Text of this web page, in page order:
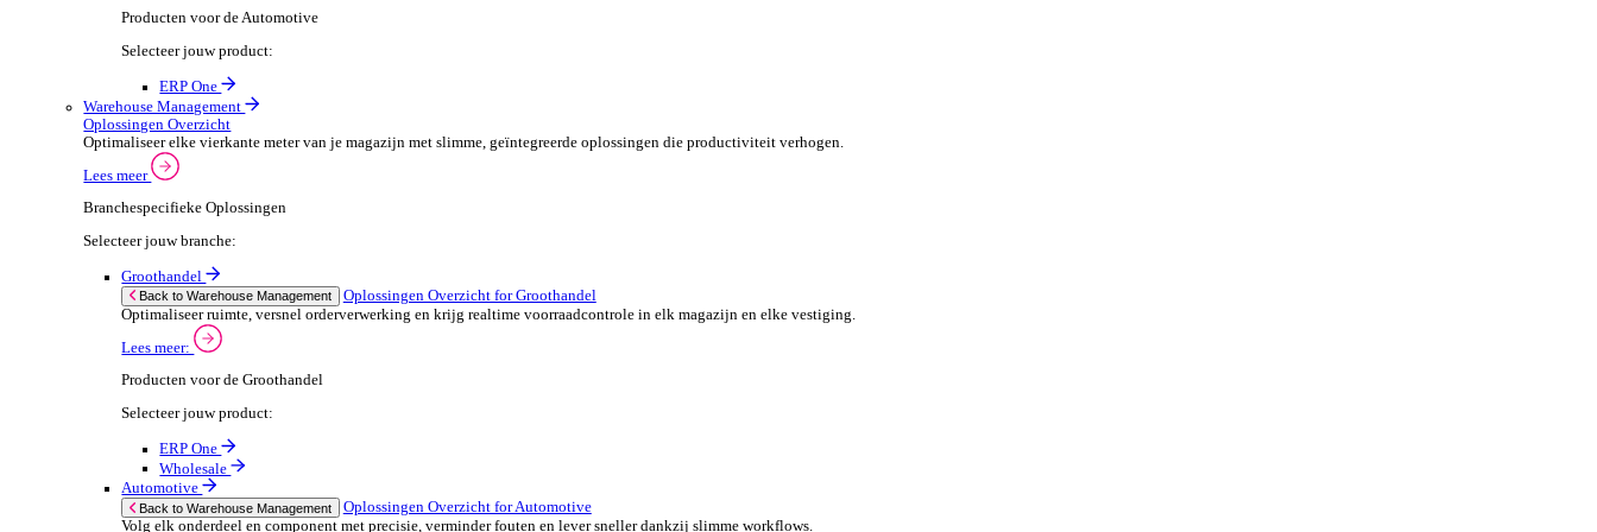
Wholesale
Automotive
Back to POS Oplossingen
Beheer complexe productassortimenten en houd klanten in beweging met snelle, nauwkeurige en flexibele POS-oplossingen — speciaal ontwikkeld voor de aftermarket.
Lees meer:
POS Producten voor de Automotive
Selecteer jouw product:
ERP One
Dimasys
Financiële Administratie
Financieel overzicht is cruciaal voor het succes van je bedrijf.
Branchespecifieke Oplossingen
Selecteer jouw branche: